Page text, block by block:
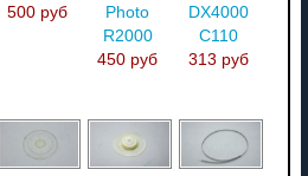
500 руб
Photo
R2000
450 руб
DX4000
C110
313 руб